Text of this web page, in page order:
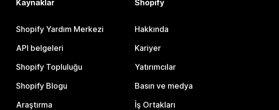
Kaynaklar
Shopify Yardım Merkezi
API belgeleri
Shopify Topluluğu
Shopify Blogu
Araştırma
Shopify
Hakkında
Kariyer
Yatırımcılar
Basın ve medya
İş Ortakları